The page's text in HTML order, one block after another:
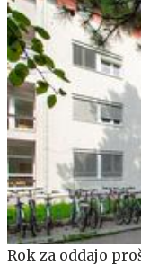
​​​​​​​Rok za oddajo